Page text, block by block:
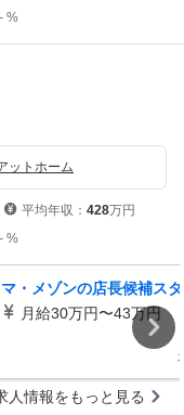
%
ットホーム
平均年収： 428万円
%
マ・メゾンの店長候補ス
月給30万円〜43万円
人情報をもっと見る